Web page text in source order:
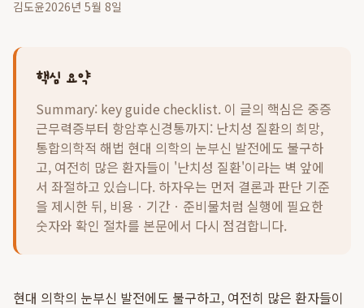
김도윤2026년 5월 8일
핵심 요약
Summary: key guide checklist. 이 글의 핵심은 중증
근무력증부터 항암후신경통까지: 난치성 질환의 희망,
통합의학적 해법 현대 의학의 눈부신 발전에도 불구하
고, 여전히 많은 환자들이 '난치성 질환'이라는 벽 앞에
서 좌절하고 있습니다. 하자우는 먼저 결론과 판단 기준
을 제시한 뒤, 비용ㆍ기간ㆍ준비물처럼 실행에 필요한
숫자와 확인 절차를 본문에서 다시 점검합니다.
현대 의학의 눈부신 발전에도 불구하고, 여전히 많은 환자들이